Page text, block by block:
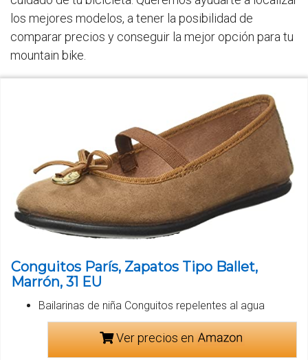
los mejores modelos, a tener la posibilidad de
comparar precios y conseguir la mejor opción para tu
mountain bike.
Conguitos París, Zapatos Tipo Ballet,
Marrón, 31 EU
Bailarinas de niña Conguitos repelentes al agua
Ver precios en